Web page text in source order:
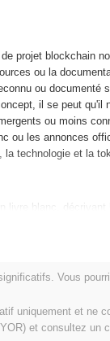
projet blockchain
ou la
ou documenté
il se peut qu'il
ou moins
ou les annonces
technologie et la
blanc, décrivant
en juin 2021,
initiaux se sont
La distribution
accès équitable
pour la croissance
Vous
uniquement et ne
et consultez un